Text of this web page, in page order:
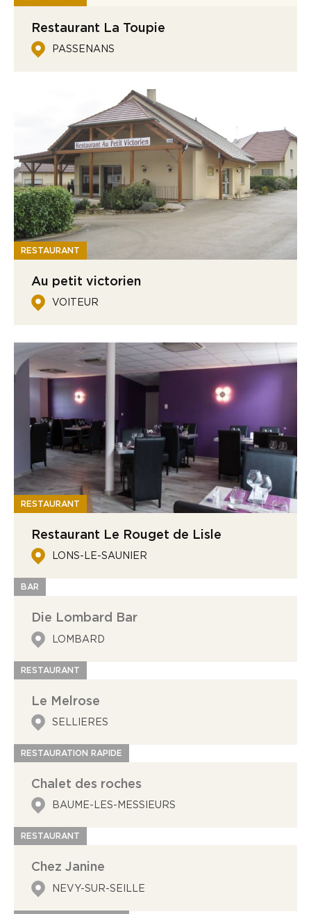
Restaurant La Toupie
PASSENANS
RESTAURANT
Au petit victorien
VOITEUR
RESTAURANT
Restaurant Le Rouget de Lisle
LONS-LE-SAUNIER
BAR
Die Lombard Bar
LOMBARD
RESTAURANT
Le Melrose
SELLIERES
RESTAURATION RAPIDE
Chalet des roches
BAUME-LES-MESSIEURS
RESTAURANT
Chez Janine
NEVY-SUR-SEILLE